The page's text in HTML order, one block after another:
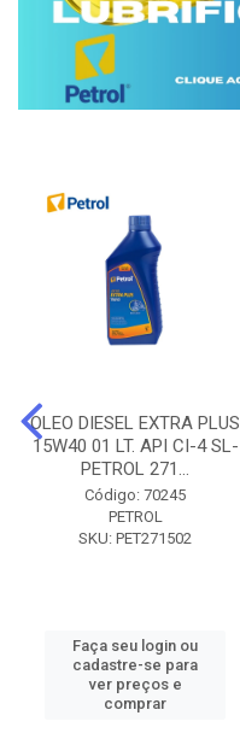
OLEO DIESEL EXTRA PLUS
15W40 01 LT. API CI-4 SL-
PETROL 271...
Código: 70245
PETROL
SKU: PET271502
Faça seu login ou
cadastre-se para
ver preços e
comprar